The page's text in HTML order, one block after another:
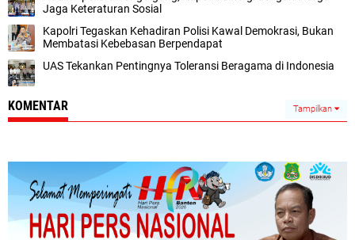
Jaga Keteraturan Sosial
Kapolri Tegaskan Kehadiran Polisi Kawal Demokrasi, Bukan
Membatasi Kebebasan Berpendapat
UAS Tekankan Pentingnya Toleransi Beragama di Indonesia
KOMENTAR Tampilkan